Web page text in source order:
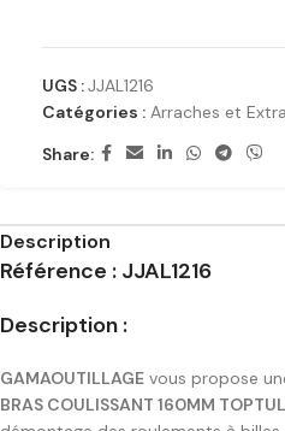
UGS :JJAL1216
Catégories : Arraches et
Share:
Description
Référence : JJAL1216
Description :
GAMAOUTILLAGE vous propose
BRAS COULISSANT 160MM TOPTUL